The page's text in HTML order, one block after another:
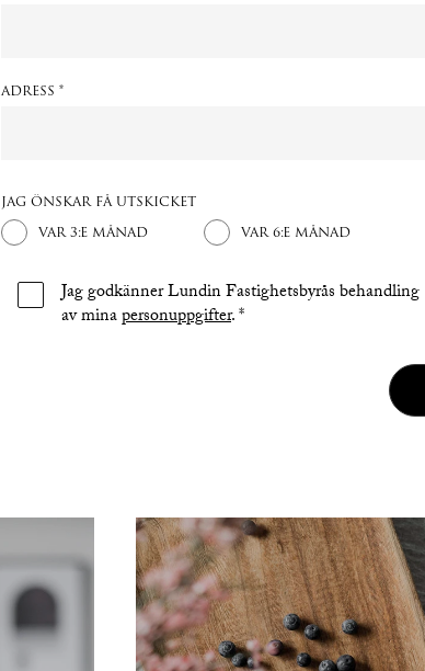
ADRESS *
JAG ÖNSKAR FÅ UTSKICKET
VAR 3:E MÅNAD
VAR 6:E MÅNAD
Jag godkänner Lundin Fastighetsbyrås behandling
av minapersonuppgifter. *